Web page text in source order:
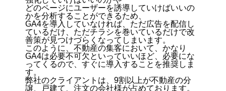
どのページにユーザーを誘導していけばいいの
かを分析することができるため、
GA4を導入していなければ、ただ広告を配信し
ているだけ、ただチラシを巻いているだけで改
善策が見つけづらくなってしまいます。
このように、不動産の集客において、かなり
GA4は必要不可欠といっていいほど、必要にな
ってくるので、すぐに導入することを推奨しま
す。
弊社のクライアントは、9割以上が不動産の分
譲、戸建て、注文の会社様が占めております。